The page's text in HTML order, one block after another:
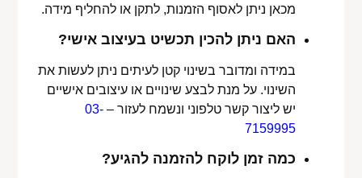
מכאן ניתן לאסוף הזמנות, לתקן או להחליף מידה.
האם ניתן להכין תכשיט בעיצוב אישי?
במידה ומדובר בשינוי קטן לעיתים ניתן לעשות את
השינוי. על מנת לבצע שינויים או עיצובים אישיים
יש ליצור קשר טלפוני ונשמח לעזור –03-
7159995
כמה זמן לוקח להזמנה להגיע?